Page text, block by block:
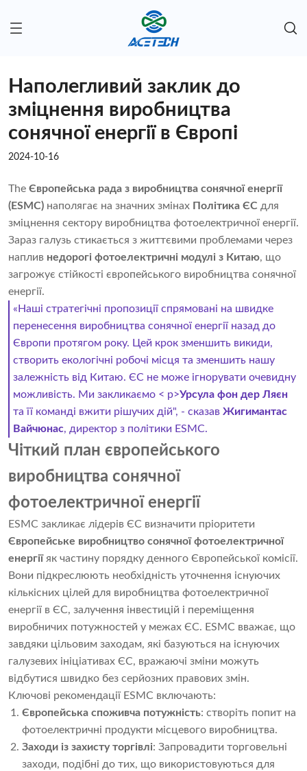
Наполегливий заклик до
зміцнення виробництва
сонячної енергії в Європі
2024-10-16
The Європейська рада з виробництва сонячної енергії
(ESMC) наполягає на значних змінах Політика ЄС для
зміцнення сектору виробництва фотоелектричної енергії.
Зараз галузь стикається з життєвими проблемами через
наплив недорогі фотоелектричні модулі з Китаю, що
загрожує стійкості європейського виробництва сонячної
енергії.
«Наші стратегічні пропозиції спрямовані на швидке
перенесення виробництва сонячної енергії назад до
Європи протягом року. Цей крок зменшить викиди,
створить екологічні робочі місця та зменшить нашу
залежність від Китаю. ЄС не може ігнорувати очевидну
можливість. Ми закликаємо < p>Урсула фон дер Ляєн
та її команді вжити рішучих дій", - сказав Жигимантас
Вайчюнас, директор з політики ESMC.
Чіткий план європейського
виробництва сонячної
фотоелектричної енергії
ESMC закликає лідерів ЄС визначити пріоритети
Європейське виробництво сонячної фотоелектричної
енергіїяк частину порядку денного Європейської комісії.
Вони підкреслюють необхідність уточнення існуючих
кількісних цілей для виробництва фотоелектричної
енергії в ЄС, залучення інвестицій і переміщення
виробничих потужностей у межах ЄС. ESMC вважає, що
завдяки цільовим заходам, які базуються на існуючих
галузевих ініціативах ЄС, вражаючі зміни можуть
відбутися швидко без серйозних правових змін.
Ключові рекомендації ESMC включають:
Європейська споживча потужність: створіть попит на
фотоелектричні продукти місцевого виробництва.
Заходи із захисту торгівлі: Запровадити торговельні
заходи, подібні до тих, що використовуються для